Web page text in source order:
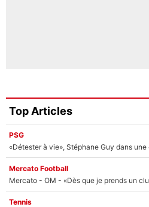
Top Articles
PSG
«Détester à vie», Stéphane Guy dans
Mercato Football
Tennis